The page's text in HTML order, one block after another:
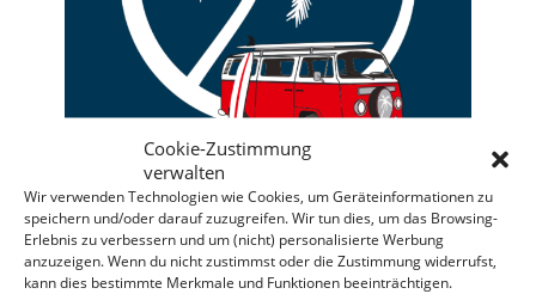
Cookie-Zustimmung
verwalten
Wir verwenden Technologien wie Cookies, um Geräteinformationen zu
speichern und/oder darauf zuzugreifen. Wir tun dies, um das Browsing-
Erlebnis zu verbessern und um (nicht) personalisierte Werbung
anzuzeigen. Wenn du nicht zustimmst oder die Zustimmung widerrufst,
kann dies bestimmte Merkmale und Funktionen beeinträchtigen.
Deine individuelle Beratung bei der Campermiete